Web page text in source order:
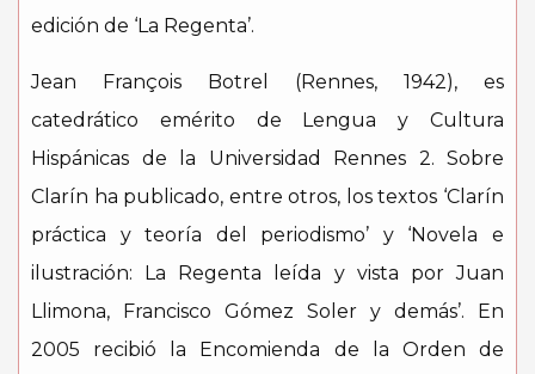
edición de ‘La Regenta’.
Jean François Botrel (Rennes, 1942), es
catedrático emérito de Lengua y Cultura
Hispánicas de la Universidad Rennes 2. Sobre
Clarín ha publicado, entre otros, los textos ‘Clarín
práctica y teoría del periodismo’ y ‘Novela e
ilustración: La Regenta leída y vista por Juan
Llimona, Francisco Gómez Soler y demás’. En
2005 recibió la Encomienda de la Orden de